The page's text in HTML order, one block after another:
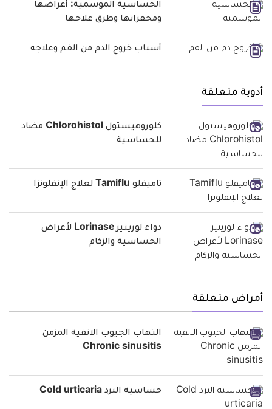
الحساسية الموسمية: أعراضها
ومحفزاتها وطرق علاجها
أسباب خروج الدم من الفم وعلاجه
أدوية متعلقة
كلوروهيستول Chlorohistol مضاد
للحساسية
تاميفلو Tamiflu لعلاج الإنفلونزا
دواء لورينيز Lorinase لأعراض
الحساسية والزكام
أمراض متعلقة
التهاب الجيوب الانفية المزمن
Chronic sinusitis
حساسية البرد Cold urticaria